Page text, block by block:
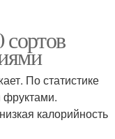
сортов
По статистике
калорийность